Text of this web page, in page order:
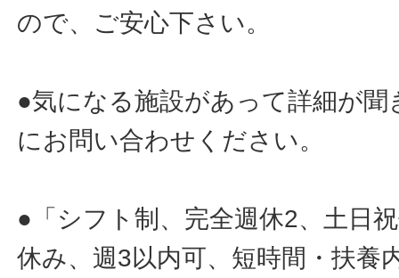
ので、ご安心下さい。
●気になる施設があって詳細が
にお問い合わせください。
●「シフト制、完全週休2、土日
休み、週3以内可、短時間・扶養